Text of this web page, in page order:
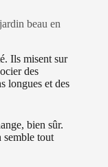
beau en
Ils misent sur
des
longues et des
bien sûr.
semble tout